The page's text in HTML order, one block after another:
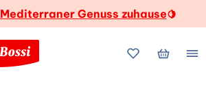
Mediterraner Genuss zuhause🍋
MeineMein